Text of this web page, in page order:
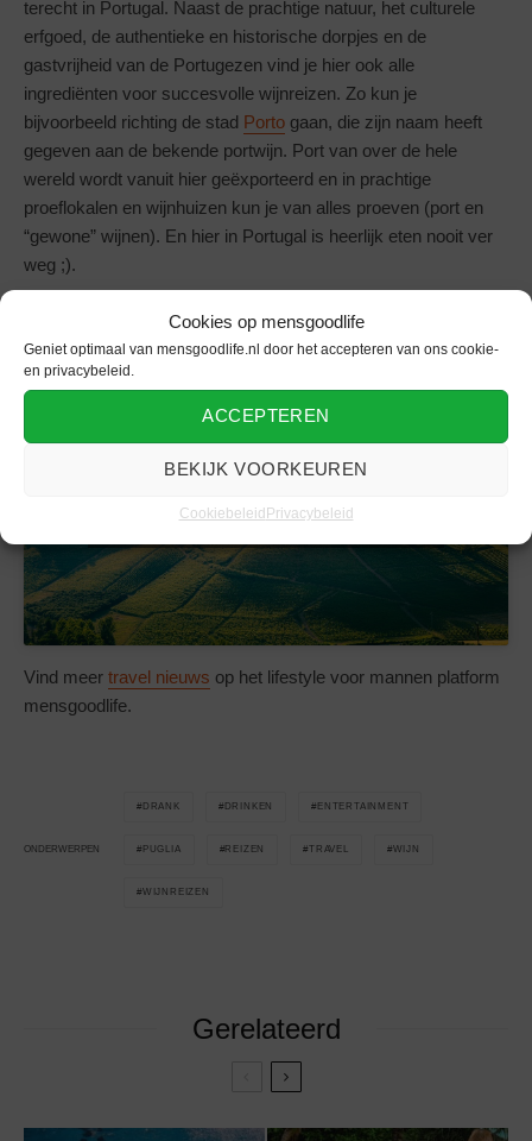
Cookies op mensgoodlife
Geniet optimaal van mensgoodlife.nl door het accepteren van ons cookie-
en privacybeleid.
ACCEPTEREN
BEKIJK VOORKEUREN
CookiebeleidPrivacybeleid
terecht in Portugal. Naast de prachtige natuur, het culturele
erfgoed, de authentieke en historische dorpjes en de
gastvrijheid van de Portugezen vind je hier ook alle
ingrediënten voor succesvolle wijnreizen. Zo kun je
bijvoorbeeld richting de stad Porto gaan, die zijn naam heeft
gegeven aan de bekende portwijn. Port van over de hele
wereld wordt vanuit hier geëxporteerd en in prachtige
proeflokalen en wijnhuizen kun je van alles proeven (port en
“gewone” wijnen). En hier in Portugal is heerlijk eten nooit ver
weg ;).
Beleef een heerlijke wijnreis in de herfstvakantie, enjoy
goodlife!
en deze inhoud in te schakelen
Vind meer travel nieuws op het lifestyle voor mannen platform
mensgoodlife.
ONDERWERPEN
DRANK DRINKEN ENTERTAINMENT
PUGLIA REIZEN TRAVEL WIJN
WIJNREIZEN
Gerelateerd